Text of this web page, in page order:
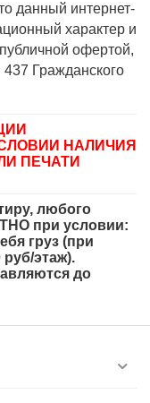
данный интернет-
характер и
офертой,
Гражданского
НАЛИЧИЯ
ПЕЧАТИ
любого
при условии:
груз (при
этаж).
до